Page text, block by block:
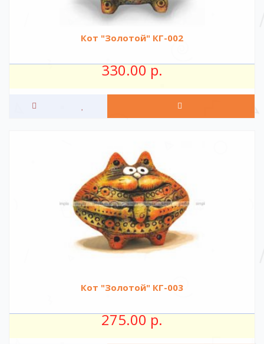
Кот "Золотой" КГ-002
330.00 р.
Кот "Золотой" КГ-003
275.00 р.